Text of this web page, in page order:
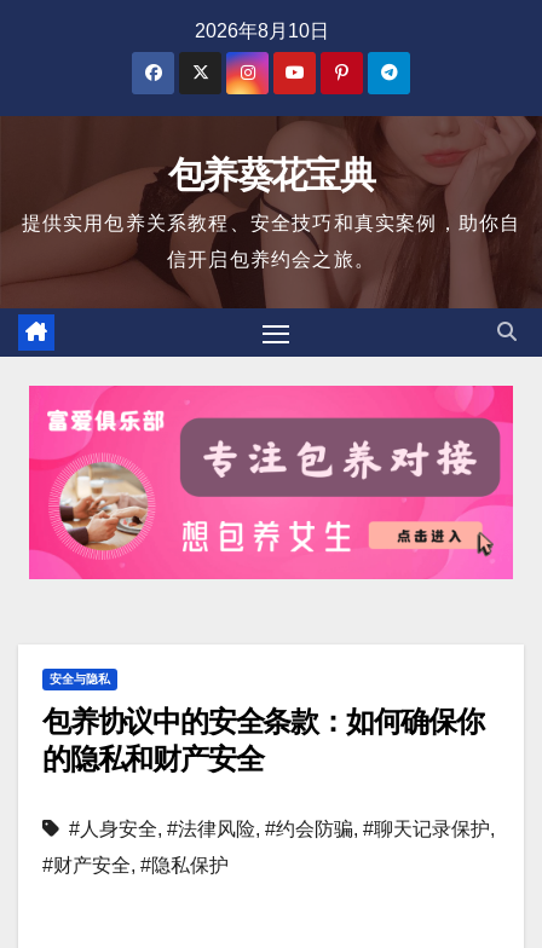
2026年8月10日
包养葵花宝典
提供实用包养关系教程、安全技巧和真实案例，助你自
信开启包养约会之旅。
安全与隐私
包养协议中的安全条款：如何确保你
的隐私和财产安全
#人身安全, #法律风险, #约会防骗, #聊天记录保护,
#财产安全, #隐私保护